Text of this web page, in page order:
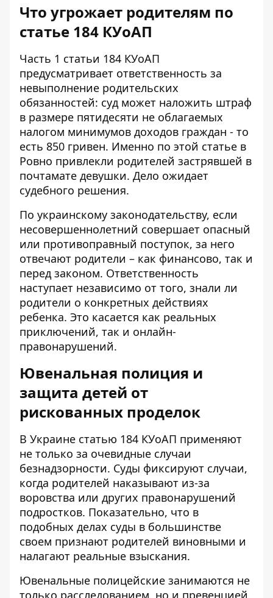
Что угрожает родителям по
статье 184 КУоАП
Часть 1 статьи 184 КУоАП
предусматривает ответственность за
невыполнение родительских
обязанностей: суд может наложить штраф
в размере пятидесяти не облагаемых
налогом минимумов доходов граждан - то
есть 850 гривен. Именно по этой статье в
Ровно привлекли родителей застрявшей в
почтамате девушки. Дело ожидает
судебного решения.
По украинскому законодательству, если
несовершеннолетний совершает опасный
или противоправный поступок, за него
отвечают родители – как финансово, так и
перед законом. Ответственность
наступает независимо от того, знали ли
родители о конкретных действиях
ребенка. Это касается как реальных
приключений, так и онлайн-
правонарушений.
Ювенальная полиция и
защита детей от
рискованных проделок
В Украине статью 184 КУоАП применяют
не только за очевидные случаи
безнадзорности. Суды фиксируют случаи,
когда родителей наказывают из-за
воровства или других правонарушений
подростков. Показательно, что в
подобных делах суды в большинстве
своем признают родителей виновными и
налагают реальные взыскания.
Ювенальные полицейские занимаются не
только расследованием, но и превенцией.